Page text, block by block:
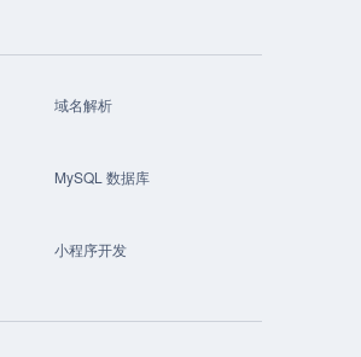
域名解析
MySQL 数据库
小程序开发